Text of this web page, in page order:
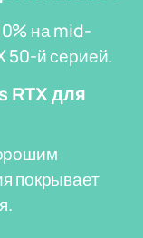
на mid-
50-й серией.
RTX для
покрывает